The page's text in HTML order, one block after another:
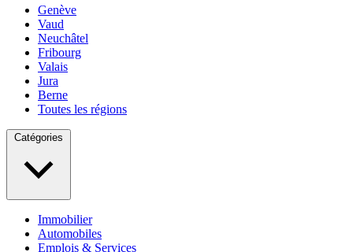
Genève
Vaud
Neuchâtel
Fribourg
Valais
Jura
Berne
Toutes les régions
Catégories
Immobilier
Automobiles
Emplois & Services